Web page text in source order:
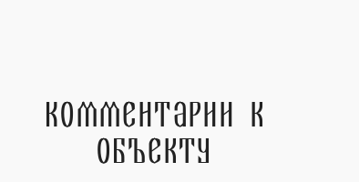
Комментарии к
объекту